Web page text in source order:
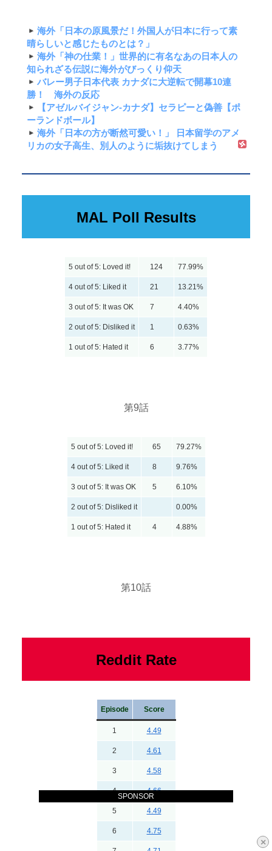
×
SPONSOR
海外「日本の原風景だ！外国人が日本に行って素
晴らしいと感じたものとは？」
海外「神の仕業！」世界的に有名なあの日本人の
知られざる伝説に海外がびっくり仰天
バレー男子日本代表 カナダに大逆転で開幕10連
勝！ 海外の反応
【アゼルバイジャン-カナダ】セラピーと偽善【ポ
ーランドボール】
海外「日本の方が断然可愛い！」 日本留学のアメ
リカの女子高生、別人のように垢抜けてしまう
MAL Poll Results
5 out of 5: Loved it! 124 77.99%
4 out of 5: Liked it 21 13.21%
3 out of 5: It was OK 7 4.40%
2 out of 5: Disliked it 1 0.63%
1 out of 5: Hated it 6 3.77%
第9話
5 out of 5: Loved it! 65 79.27%
4 out of 5: Liked it 8 9.76%
3 out of 5: It was OK 5 6.10%
2 out of 5: Disliked it 0.00%
1 out of 5: Hated it 4 4.88%
第10話
Reddit Rate
Episode Score
1 4.49
2 4.61
3 4.58
4 4.66
5 4.49
6 4.75